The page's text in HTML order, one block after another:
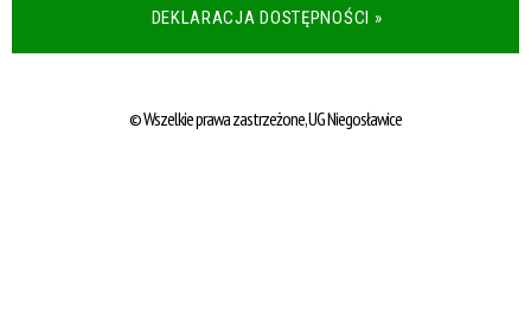
DEKLARACJA DOSTĘPNOŚCI »
© Wszelkie prawa zastrzeżone, UG Niegosławice